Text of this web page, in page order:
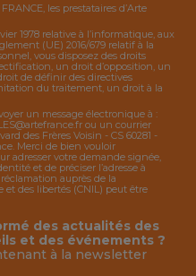
les prestataires d’Arte
1978 relative à l’informatique, aux
(UE) 2016/679 relatif à la
vous disposez des droits
un droit d’opposition, un
de définir des directives
du traitement, un droit à la
un message électronique à :
ou un courrier
des Frères Voisin - CS 60281 -
Merci de bien vouloir
adresser votre demande signée,
et de préciser l’adresse à
auprès de la
des libertés (CNIL) peut être
des actualités des
et des événements ?
à la newsletter